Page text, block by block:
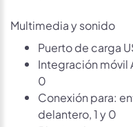
Multimedia y sonido
Puerto de carga
Integración móvil
0
Conexión para:
delantero, 1 y 0